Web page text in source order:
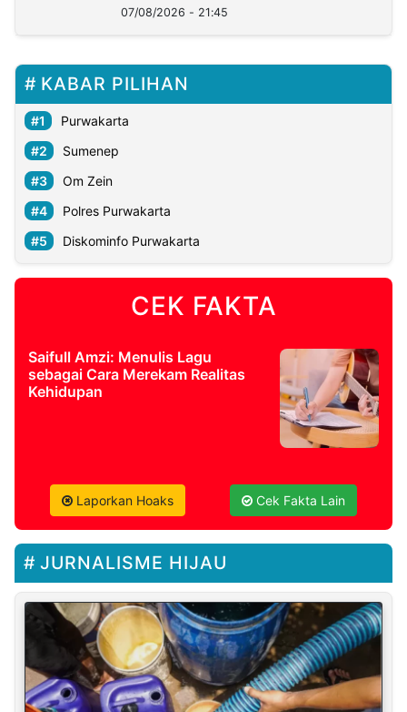
07/08/2026 - 21:45
KABAR PILIHAN
Purwakarta
Sumenep
Om Zein
Polres Purwakarta
Diskominfo Purwakarta
CEK FAKTA
Saifull Amzi: Menulis Lagu
sebagai Cara Merekam Realitas
Kehidupan
Laporkan Hoaks Cek Fakta Lain
JURNALISME HIJAU